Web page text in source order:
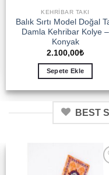
KEHRIBAR TAKI
Balık Sırtı Model Doğal
Damla Kehribar Kolye –
Konyak
2.100,00₺
Sepete Ekle
BEST